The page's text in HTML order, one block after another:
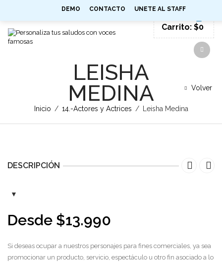
DEMO CONTACTO UNETE AL STAFFSIGN IN
Carrito: $0
LEISHA
MEDINA
Inicio / 14.-Actores y Actrices / Leisha Medina
Volver
DESCRIPCIÓN
Desde $13.990
Si deseas ocupar a nuestros personajes para fines comerciales, ya sea
promocionar un producto, servicio, espectáculo u otro fin asociado a lo